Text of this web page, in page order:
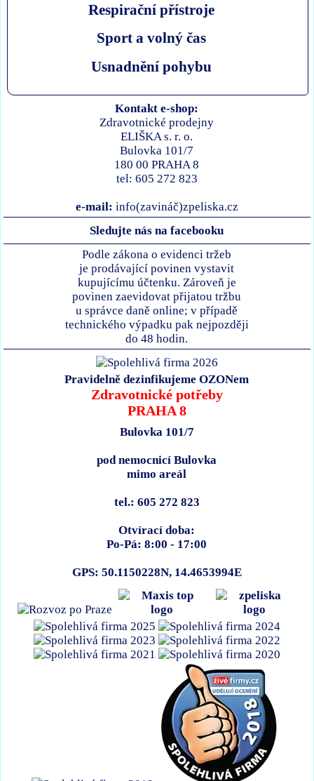
Respirační přístroje
Sport a volný čas
Usnadnění pohybu
Kontakt e-shop:
Zdravotnické prodejny
ELIŠKA s. r. o.
Bulovka 101/7
180 00 PRAHA 8
tel: 605 272 823
e-mail: info(zavináč)zpeliska.cz
Sledujte nás na facebooku
Podle zákona o evidenci tržeb
je prodávající povinen vystavit
kupujícímu účtenku. Zároveň je
povinen zaevidovat přijatou tržbu
u správce daně online; v případě
technického výpadku pak nejpozději
do 48 hodin.
Pravidelně dezinfikujeme OZONem
Zdravotnické potřeby
PRAHA 8
Bulovka 101/7
pod nemocnicí Bulovka
mimo areál
tel.: 605 272 823
Otvírací doba:
Po-Pá: 8:00 - 17:00
GPS: 50.1150228N, 14.4653994E